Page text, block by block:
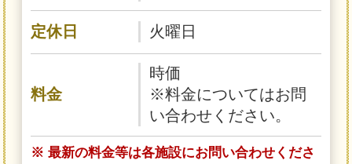
定休日 火曜日
料金
時価
※料金についてはお問
い合わせください。
※ 最新の料金等は各施設にお問い合わせくださ